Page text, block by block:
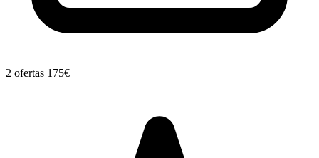
2 ofertas 175€